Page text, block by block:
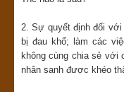
2. Sự quyết định đối với
bị đau khổ; làm các
không cùng chia sẻ với
nhân sanh được khéo